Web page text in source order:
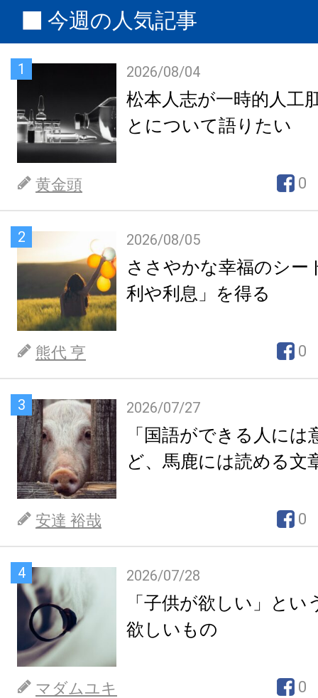
今週の人気記事
1 2026/08/04
松本人志が一時的人工
とについて語りたい
黄金頭 0
2 2026/08/05
ささやかな幸福のシー
利や利息」を得る
熊代 亨 0
3 2026/07/27
「国語ができる人には
ど、馬鹿には読める文
安達 裕哉 0
4 2026/07/28
「子供が欲しい」とい
欲しいもの
マダムユキ 0